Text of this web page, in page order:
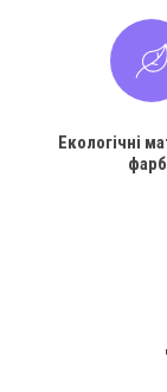
Екологічні